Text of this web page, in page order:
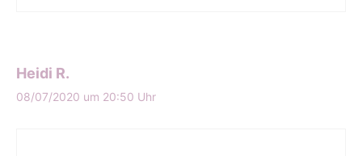
Heidi R.
08/07/2020 um 20:50 Uhr